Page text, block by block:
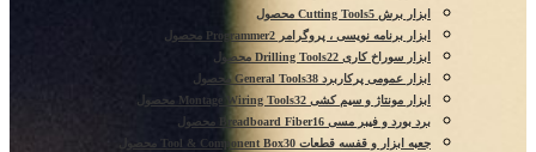
ابزار برش Cutting Tools 5 محصول
ابزار برنامه نویسی ، پروگرامر Programmer 2 محصول
ابزار سوراخ کاری Drilling Tools 22 محصول
ابزار عمومی پرکاربرد General Tools 38 محصول
ابزار مونتاژ و سیم کشی Montage Wiring Tools 32 محصول
برد بورد و فیبر مسی Breadboard Fiber 16 محصول
جعبه ابزار و قفسه قطعات Tool & Component Box 30 محصول